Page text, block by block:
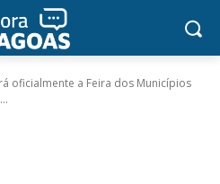
oficialmente a Feira dos Municípios